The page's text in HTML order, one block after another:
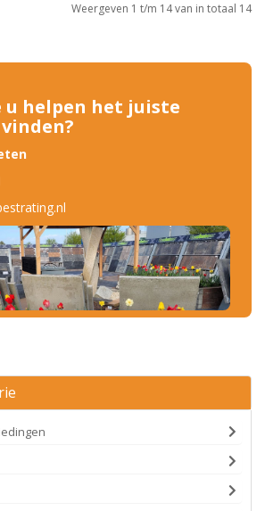
Weergeven 1 t/m 14 van in totaal 14
u helpen het juiste